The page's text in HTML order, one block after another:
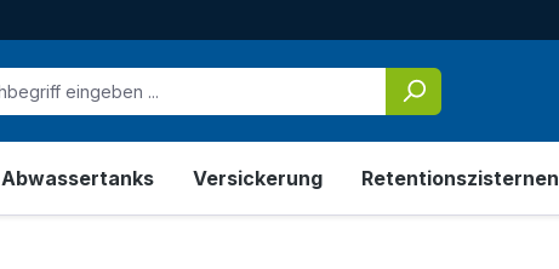
Abwassertanks Versickerung Retentionszisternen